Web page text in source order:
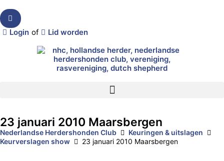
Login of Lid worden
23 januari 2010 Maarsbergen
Nederlandse Herdershonden Club
Keuringen & uitslagen
Keurverslagen show
23 januari 2010 Maarsbergen